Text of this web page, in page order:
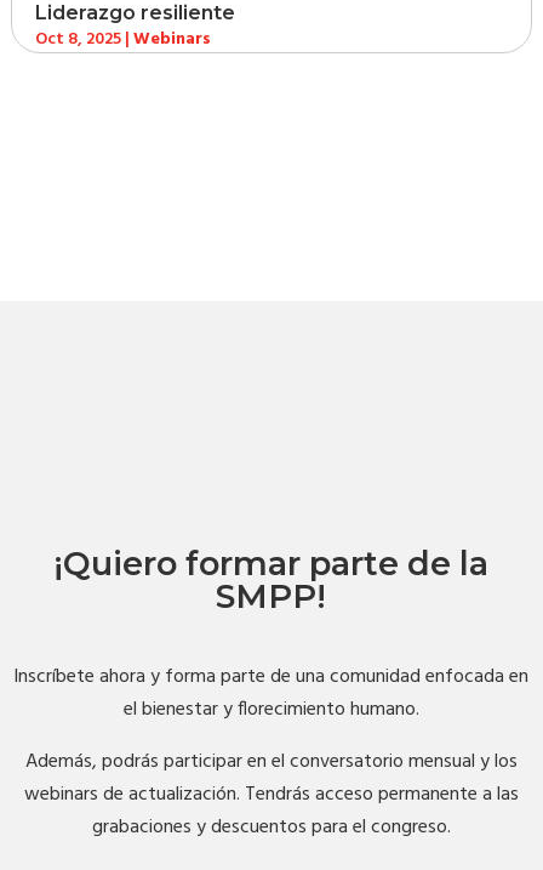
Liderazgo resiliente
Oct 8, 2025|Webinars
¡Quiero formar parte de la
SMPP!
Inscríbete ahora y forma parte de una comunidad enfocada en
el bienestar y florecimiento humano.
Además, podrás participar en el conversatorio mensual y los
webinars de actualización. Tendrás acceso permanente a las
grabaciones y descuentos para el congreso.